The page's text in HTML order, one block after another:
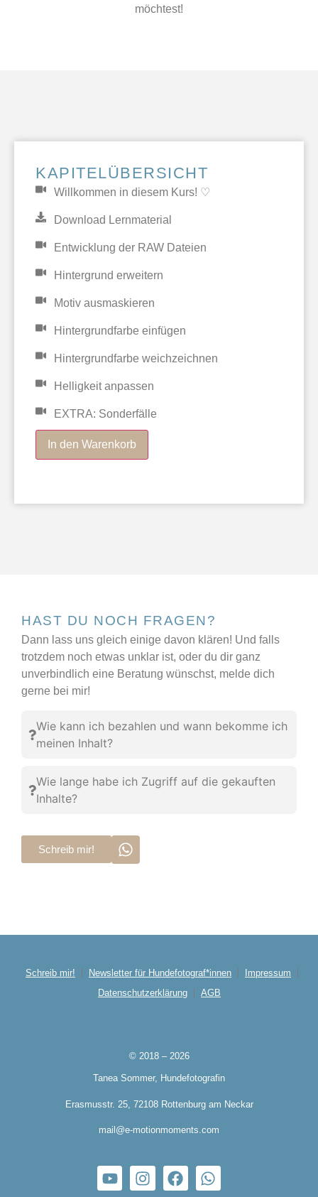
möchtest!
KAPITELÜBERSICHT
Willkommen in diesem Kurs! ♡
Download Lernmaterial
Entwicklung der RAW Dateien
Hintergrund erweitern
Motiv ausmaskieren
Hintergrundfarbe einfügen
Hintergrundfarbe weichzeichnen
Helligkeit anpassen
EXTRA: Sonderfälle
In den Warenkorb
HAST DU NOCH FRAGEN?
Dann lass uns gleich einige davon klären! Und falls
trotzdem noch etwas unklar ist, oder du dir ganz
unverbindlich eine Beratung wünschst, melde dich
gerne bei mir!
Wie kann ich bezahlen und wann bekomme ich
meinen Inhalt?
Wie lange habe ich Zugriff auf die gekauften
Inhalte?
Schreib mir!
Schreib mir! Newsletter für Hundefotograf*innen
Impressum
Datenschutzerklärung
AGB
© 2018 – 2026
Tanea Sommer, Hundefotografin
Erasmusstr. 25, 72108 Rottenburg am Neckar
mail@e-motionmoments.com